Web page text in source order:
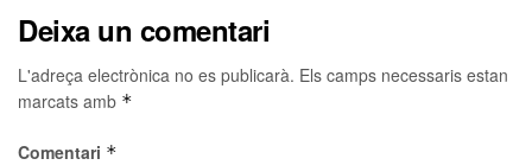
Deixa un comentari
L'adreça electrònica no es publicarà. Els camps necessaris estan
marcats amb *
Comentari *